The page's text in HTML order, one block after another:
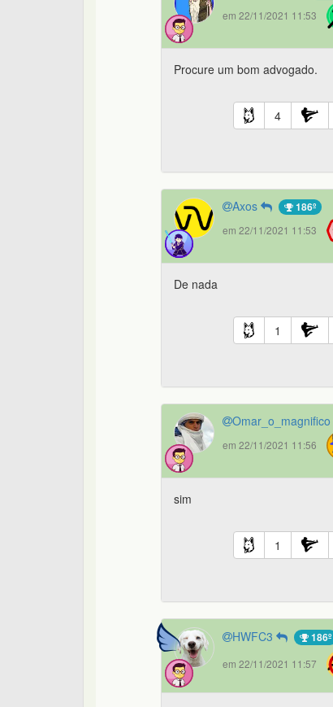
em 22/11/2021 11:53
Procure um bom advogado.
4
Axos 186º
em 22/11/2021 11:53
De nada
1
Omar_o_magnifico
em 22/11/2021 11:56
sim
1
HWFC3 186º
em 22/11/2021 11:57